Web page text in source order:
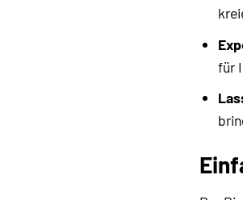
für